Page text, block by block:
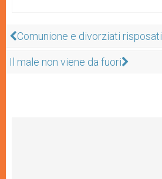
Comunione e divorziati risposati
Il male non viene da fuori